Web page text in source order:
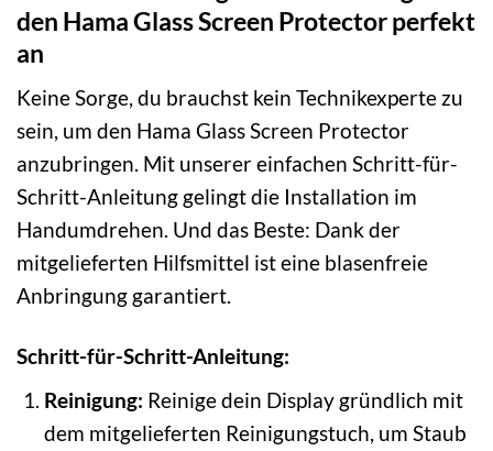
den Hama Glass Screen Protector perfekt
an
Keine Sorge, du brauchst kein Technikexperte zu
sein, um den Hama Glass Screen Protector
anzubringen. Mit unserer einfachen Schritt-für-
Schritt-Anleitung gelingt die Installation im
Handumdrehen. Und das Beste: Dank der
mitgelieferten Hilfsmittel ist eine blasenfreie
Anbringung garantiert.
Schritt-für-Schritt-Anleitung:
Reinigung: Reinige dein Display gründlich mit
dem mitgelieferten Reinigungstuch, um Staub